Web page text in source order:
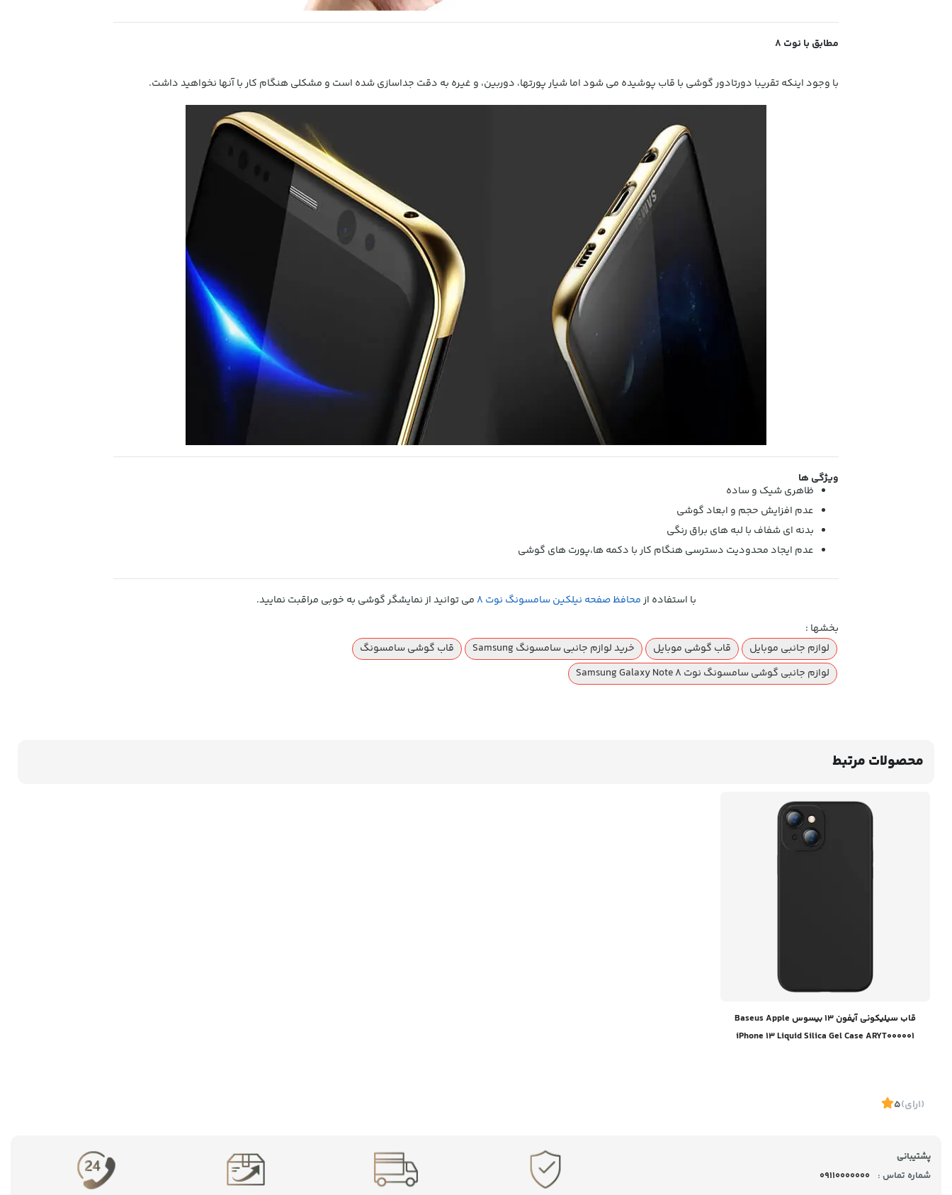
مطابق با نوت 8
با وجود اینکه تقریبا دورتادور گوشی با قاب پوشیده می شود اما شیار پورتها، دوربین، و غیره به دقت جداسازی شده است و مشکلی هنگام کار با آنها نخواهید داشت.
ویژگی ها
ظاهری شیک و ساده
عدم افزایش حجم و ابعاد گوشی
بدنه ای شفاف با لبه های براق رنگی
عدم ایجاد محدودیت دسترسی هنگام کار با دکمه ها،پورت های گوشی
با استفاده ازمحافظ صفحه نیلکین سامسونگ نوت 8
می توانید از نمایشگر گوشی به خوبی مراقبت نمایید.
بخشها :
لوازم جانبی موبایل
قاب گوشی موبایل خرید لوازم جانبی سامسونگ Samsung
قاب گوشی سامسونگ
لوازم جانبی گوشی سامسونگ نوت Samsung Galaxy Note 8
محصولات مرتبط
قاب سیلیکونی آیفون 13 بیسوس Baseus Apple
iPhone 13 Liquid Silica Gel Case ARYT000001
(1 رای)
5
پشتیبانی
شماره تماس :
09110000000